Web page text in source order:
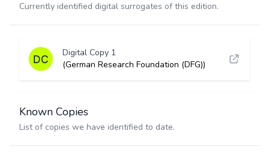
Currently identified digital surrogates of this edition.
Digital Copy 1
(German Research Foundation (DFG))
Known Copies
List of copies we have identified to date.